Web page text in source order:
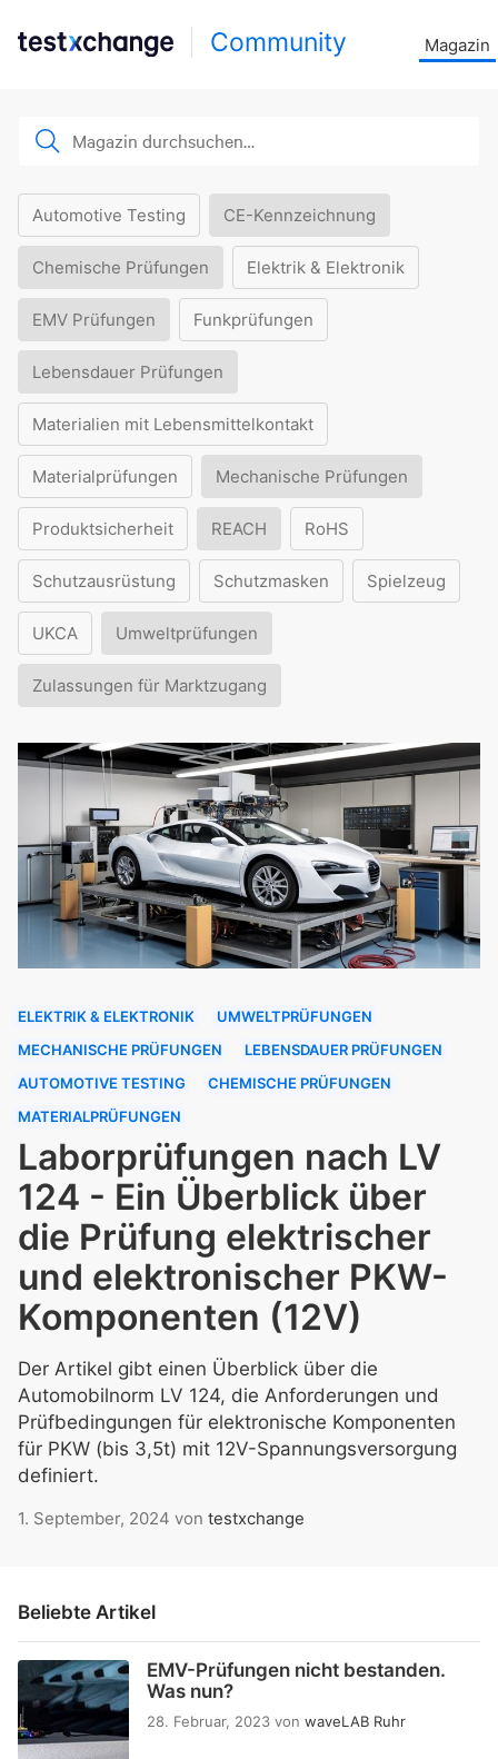
Community Magazin
Automotive Testing CE-Kennzeichnung
Chemische Prüfungen Elektrik & Elektronik
EMV Prüfungen Funkprüfungen
Lebensdauer Prüfungen
Materialien mit Lebensmittelkontakt
Materialprüfungen Mechanische Prüfungen
Produktsicherheit REACH RoHS
Schutzausrüstung Schutzmasken Spielzeug
UKCA Umweltprüfungen
Zulassungen für Marktzugang
ELEKTRIK & ELEKTRONIK
UMWELTPRÜFUNGEN
MECHANISCHE PRÜFUNGEN
LEBENSDAUER PRÜFUNGEN
AUTOMOTIVE TESTING
CHEMISCHE PRÜFUNGEN
MATERIALPRÜFUNGEN
Laborprüfungen nach LV
124 - Ein Überblick über
die Prüfung elektrischer
und elektronischer PKW-
Komponenten (12V)
Der Artikel gibt einen Überblick über die
Automobilnorm LV 124, die Anforderungen und
Prüfbedingungen für elektronische Komponenten
für PKW (bis 3,5t) mit 12V-Spannungsversorgung
definiert.
1. September, 2024 von testxchange
Beliebte Artikel
EMV-Prüfungen nicht bestanden.
Was nun?
28. Februar, 2023 von waveLAB Ruhr